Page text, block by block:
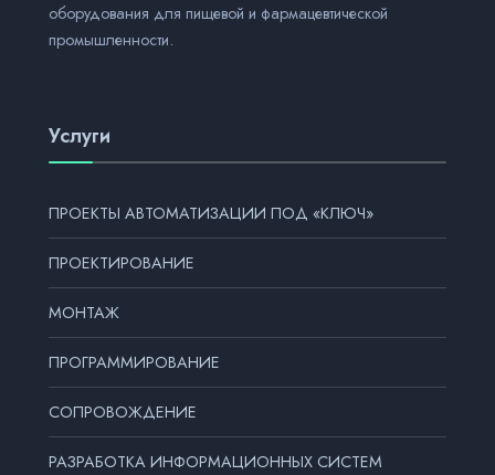
оборудования для пищевой и фармацевтической
промышленности.
Услуги
ПРОЕКТЫ АВТОМАТИЗАЦИИ ПОД «КЛЮЧ»
ПРОЕКТИРОВАНИЕ
МОНТАЖ
ПРОГРАММИРОВАНИЕ
СОПРОВОЖДЕНИЕ
РАЗРАБОТКА ИНФОРМАЦИОННЫХ СИСТЕМ